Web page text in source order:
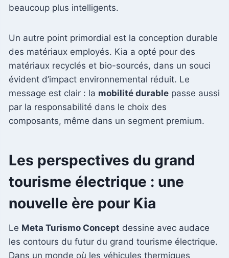
beaucoup plus intelligents.
Un autre point primordial est la conception durable
des matériaux employés. Kia a opté pour des
matériaux recyclés et bio-sourcés, dans un souci
évident d’impact environnemental réduit. Le
message est clair : la mobilité durable passe aussi
par la responsabilité dans le choix des
composants, même dans un segment premium.
Les perspectives du grand
tourisme électrique : une
nouvelle ère pour Kia
Le Meta Turismo Concept dessine avec audace
les contours du futur du grand tourisme électrique.
Dans un monde où les véhicules thermiques